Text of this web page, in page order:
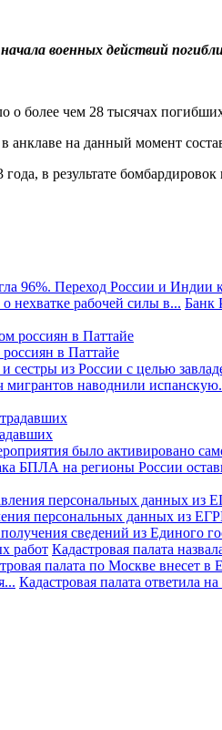
военных действий
о более чем 28 тысячах
анклаве на данный момент
в результате
96%. Переход России и Индии
нехватке рабочей силы в... Банк
в Паттайе
сестры из России с целью
мигрантов наводнили
было активировано
БПЛА на регионы России
персональных данных из
сведений из Единого
работ Кадастровая палата
палата по Москве внесет в
Кадастровая палата ответила